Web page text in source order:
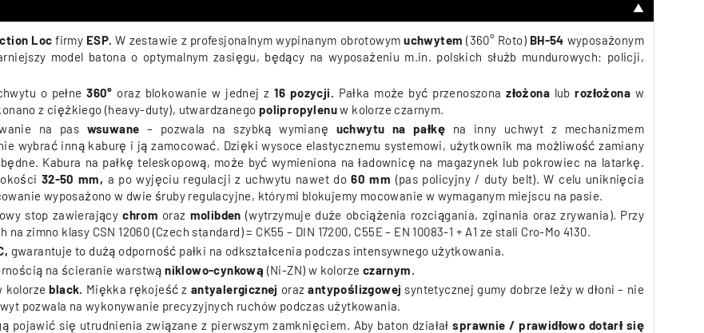
▼
Loc firmy ESP.W zestawie z profesjonalnym wypinanym obrotowymuchwytem(360° Roto) BH-54 wyposażonym
model batona o optymalnym zasięgu, będący na wyposażeniu m.in. polskich służb mundurowych: policji,
o pełne360° oraz blokowanie w jednej z16 pozycji. Pałka może być przenoszonazłożona lub rozłożona w
z ciężkiego (heavy-duty), utwardzanego polipropylenuw kolorze czarnym.
na pas wsuwane – pozwala na szybką wymianę uchwytu na pałkę
na inny uchwyt z mechanizmem
wybrać inną kaburę i ją zamocować. Dzięki wysoce elastycznemu systemowi, użytkownik ma możliwość zamiany
Kabura na pałkę teleskopową, może być wymieniona na ładownicę na magazynek lub pokrowiec na latarkę.
32-50 mm, a po wyjęciu regulacji z uchwytu nawet do 60 mm (pas policyjny / duty belt).W celu uniknięcia
wyposażono w dwie śruby regulacyjne, którymi blokujemy mocowanie w wymaganym miejscu na pasie.
stop zawierającychrom oraz molibden (wytrzymuje duże obciążenia rozciągania, zginania oraz zrywania). Przy
na zimno klasy CSN 12060 (Czech standard) = CK55 – DIN 17200, C55E – EN 10083-1 + A1 ze stali Cro-Mo 4130.
gwarantuje to dużą odporność pałki na odkształcenia podczas intensywnego użytkowania.
na ścieranie warstwąniklowo-cynkową (Ni-ZN) w kolorze czarnym.
kolorze black. Miękka rękojeść z antyalergicznej orazantypoślizgowej syntetycznej gumy dobrze leży w dłoni – nie
pozwala na wykonywanie precyzyjnych ruchów podczas użytkowania.
pojawić się utrudnienia związane z pierwszym zamknięciem. Aby baton działałsprawnie / prawidłowo dotarł się